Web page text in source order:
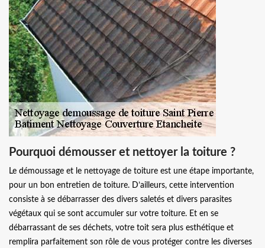
Pourquoi démousser et nettoyer la toiture ?
Le démoussage et le nettoyage de toiture est une étape importante,
pour un bon entretien de toiture. D’ailleurs, cette intervention
consiste à se débarrasser des divers saletés et divers parasites
végétaux qui se sont accumuler sur votre toiture. Et en se
débarrassant de ses déchets, votre toit sera plus esthétique et
remplira parfaitement son rôle de vous protéger contre les diverses